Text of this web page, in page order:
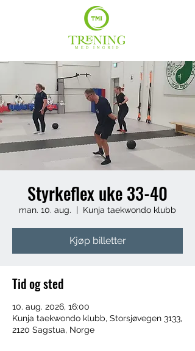
Styrkeflex uke 33-40
man. 10. aug.
  |
Kunja taekwondo klubb
Kjøp billetter
Tid og sted
10. aug. 2026, 16:00
Kunja taekwondo klubb, Storsjøvegen 3133,
2120 Sagstua, Norge